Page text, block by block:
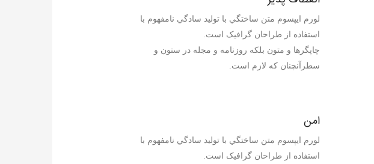
لورم ايپسوم متن ساختگي با توليد سادگي نامفهوم با
استفاده از طراحان گرافيک است.
چاپگرها و متون بلکه روزنامه و مجله در ستون و
سطرآنچنان که لازم است.
امن
لورم ايپسوم متن ساختگي با توليد سادگي نامفهوم با
استفاده از طراحان گرافيک است.